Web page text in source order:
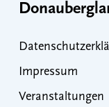
Impressum
Veranstaltungen